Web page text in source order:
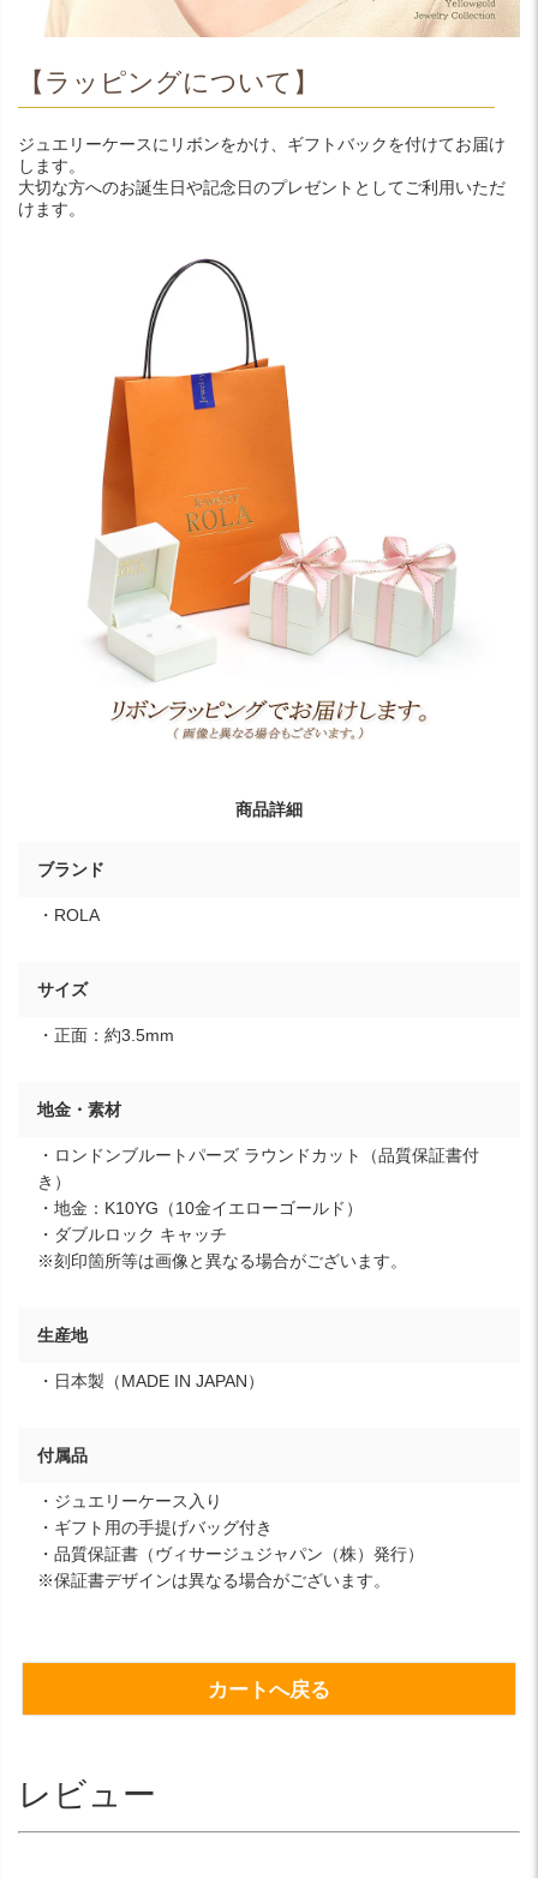
【ラッピングについて】
ジュエリーケースにリボンをかけ、ギフトバックを付けてお届け
します。
大切な方へのお誕生日や記念日のプレゼントとしてご利用いただ
けます。
商品詳細
ブランド
・ROLA
サイズ
・正面：約3.5mm
地金・素材
・ロンドンブルートパーズ ラウンドカット（品質保証書付
き）
・地金：K10YG（10金イエローゴールド）
・ダブルロック キャッチ
※刻印箇所等は画像と異なる場合がございます。
生産地
・日本製（MADE IN JAPAN）
付属品
・ジュエリーケース入り
・ギフト用の手提げバッグ付き
・品質保証書（ヴィサージュジャパン（株）発行）
※保証書デザインは異なる場合がございます。
カートへ戻る
レビュー